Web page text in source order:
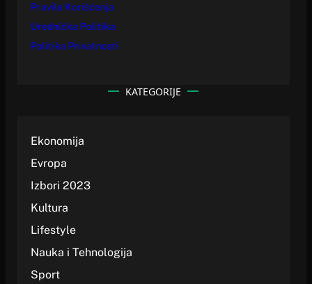
Pravila Korišćenja
Urednička Politika
Politika Privatnosti
KATEGORIJE
Ekonomija
Evropa
Izbori 2023
Kultura
Lifestyle
Nauka i Tehnologija
Sport